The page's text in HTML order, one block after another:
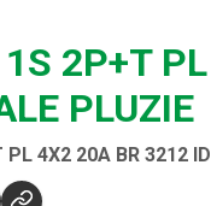
2P+T
PLUZIE
4X2 20A BR 3212